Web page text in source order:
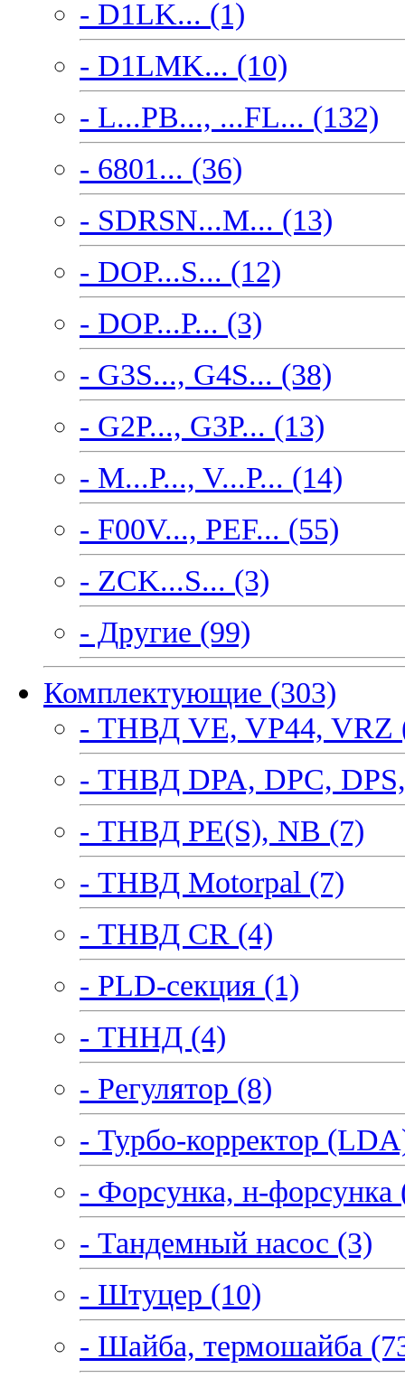
- D1LK... (1)
- D1LMK... (10)
- L...PB..., ...FL... (132)
- 6801... (36)
- SDRSN...M... (13)
- DOP...S... (12)
- DOP...P... (3)
- G3S..., G4S... (38)
- G2P..., G3P... (13)
- M...P..., V...P... (14)
- F00V..., PEF... (55)
- ZCK...S... (3)
- Другие (99)
Комплектующие (303)
- ТНВД VE, VP44, VRZ
- ТНВД DPA, DPC,
- ТНВД PE(S), NB (7)
- ТНВД Motorpal (7)
- ТНВД CR (4)
- PLD-секция (1)
- ТННД (4)
- Регулятор (8)
- Турбо-корректор
- Форсунка, н-форсунка
- Тандемный насос (3)
- Штуцер (10)
- Шайба, термошайба